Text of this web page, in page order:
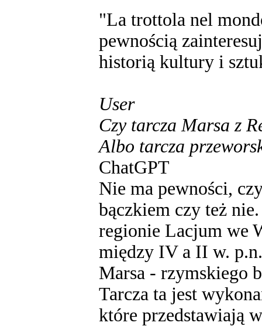
"La trottola nel
pewnością
historią kultury i
User
Czy tarcza Marsa z
Albo tarcza
ChatGPT
Nie ma pewności,
bączkiem czy też
regionie Lacjum we
między IV a II w.
Marsa - rzymskiego
Tarcza ta jest
które przedstawiają